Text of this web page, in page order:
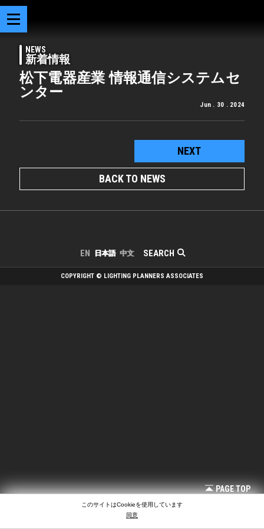
NEWS
新着情報
松下電器産業 情報通信システムセ
ンター
Jun . 30 . 2024
NEXT
BACK TO NEWS
SEARCH
EN 日本語 中文
PAGE TOP
COPYRIGHT © LIGHTING PLANNERS ASSOCIATES
このサイトはCookieを使用しています
同意